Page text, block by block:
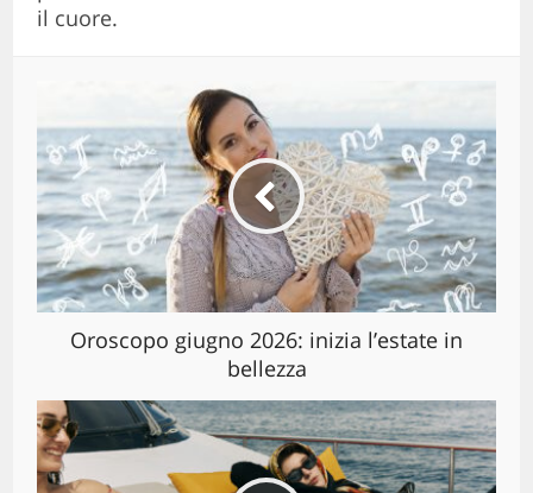
il cuore.
Oroscopo giugno 2026: inizia l’estate in
bellezza